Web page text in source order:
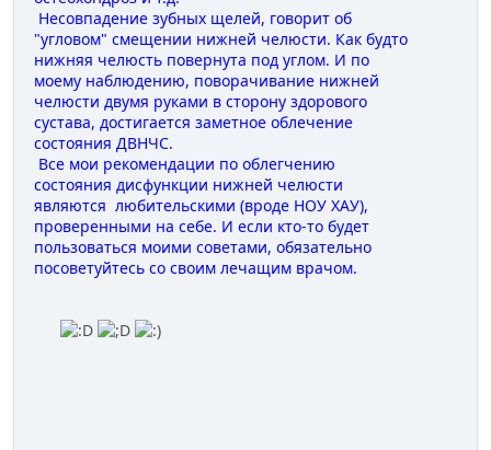
Несовпадение зубных щелей, говорит об
"угловом" смещении нижней челюсти. Как будто
нижняя челюсть повернута под углом. И по
моему наблюдению, поворачивание нижней
челюсти двумя руками в сторону здорового
сустава, достигается заметное облечение
состояния ДВНЧС.
Все мои рекомендации по облегчению
состояния дисфункции нижней челюсти
являются любительскими (вроде НОУ ХАУ),
проверенными на себе. И если кто-то будет
пользоваться моими советами, обязательно
посоветуйтесь со своим лечащим врачом.